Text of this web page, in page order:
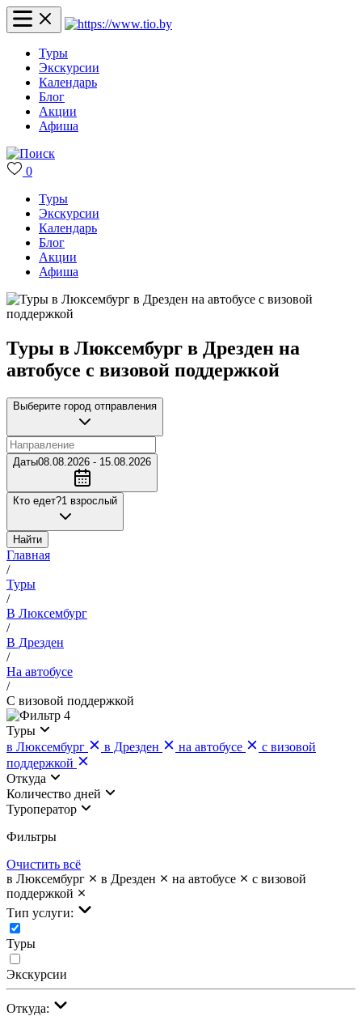
Туры
Экскурсии
Календарь
Блог
Акции
Афиша
0
Туры
Экскурсии
Календарь
Блог
Акции
Афиша
Туры в Люксембург в Дрезден на
автобусе с визовой поддержкой
Выберите город отправления
Даты08.08.2026 - 15.08.2026
Кто едет?1 взрослый
Найти
Главная
/
Туры
/
В Люксембург
/
В Дрезден
/
На автобусе
/
С визовой поддержкой
4
Туры
в Люксембург
в Дрезден на автобусе
с визовой
поддержкой
Откуда
Количество дней
Туроператор
Фильтры
Очистить всё
в Люксембург
в Дрезден на автобусе
с визовой
поддержкой
Тип услуги:
Туры
Экскурсии
Откуда: